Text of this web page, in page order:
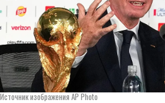
Источник изображения AP Photo